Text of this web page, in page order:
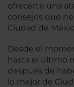
ofrecerte una
consejos que
Ciudad de
Desde el
hasta el último
después de
lo mejor de